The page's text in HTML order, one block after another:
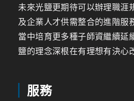
未來光鹽更期待可以辦理職涯
及企業人才供需整合的進階服
當中培育更多種子師資繼續延
鹽的理念深根在有理想有決心
服務